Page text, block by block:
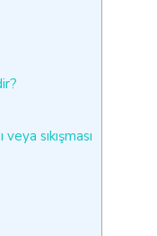
sıkışması